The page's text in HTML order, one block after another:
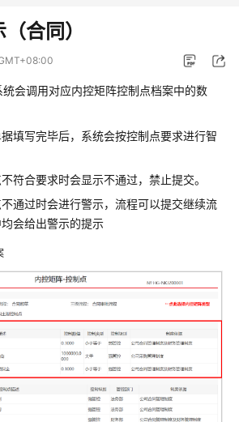
合同）
会调用对应内控矩阵控制点档案中的数
填写完毕后，系统会按控制点要求进行智
符合要求时会显示不通过，禁止提交。
通过时会进行警示，流程可以提交继续流
会给出警示的提示